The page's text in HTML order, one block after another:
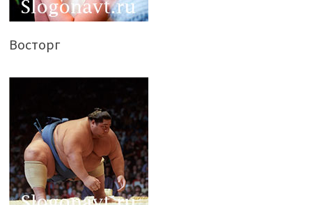
Восторг